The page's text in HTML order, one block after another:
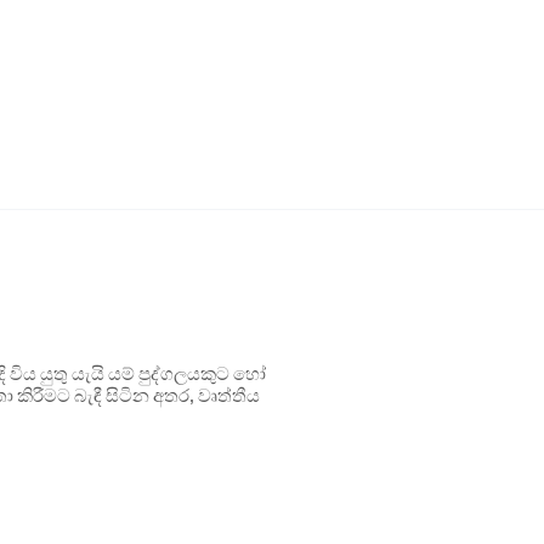
යුතු යැයි යම් පුද්ගලයකුට හෝ
කිරීමට බැඳී සිටින අතර, වෘත්තීය